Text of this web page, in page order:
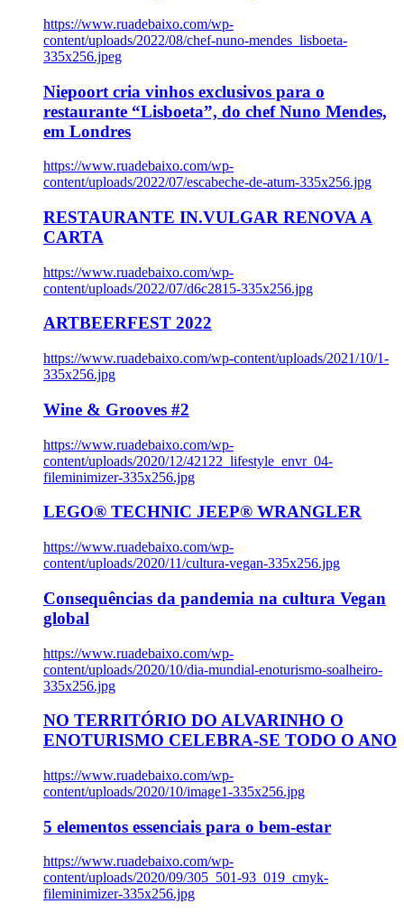
https://www.ruadebaixo.com/wp-
content/uploads/2022/08/chef-nuno-mendes_lisboeta-
335x256.jpeg
Niepoort cria vinhos exclusivos para o
restaurante “Lisboeta”, do chef Nuno Mendes,
em Londres
https://www.ruadebaixo.com/wp-
content/uploads/2022/07/escabeche-de-atum-335x256.jpg
RESTAURANTE IN.VULGAR RENOVA A
CARTA
https://www.ruadebaixo.com/wp-
content/uploads/2022/07/d6c2815-335x256.jpg
ARTBEERFEST 2022
https://www.ruadebaixo.com/wp-content/uploads/2021/10/1-
335x256.jpg
Wine & Grooves #2
https://www.ruadebaixo.com/wp-
content/uploads/2020/12/42122_lifestyle_envr_04-
fileminimizer-335x256.jpg
LEGO® TECHNIC JEEP® WRANGLER
https://www.ruadebaixo.com/wp-
content/uploads/2020/11/cultura-vegan-335x256.jpg
Consequências da pandemia na cultura Vegan
global
https://www.ruadebaixo.com/wp-
content/uploads/2020/10/dia-mundial-enoturismo-soalheiro-
335x256.jpg
NO TERRITÓRIO DO ALVARINHO O
ENOTURISMO CELEBRA-SE TODO O ANO
https://www.ruadebaixo.com/wp-
content/uploads/2020/10/image1-335x256.jpg
5 elementos essenciais para o bem-estar
https://www.ruadebaixo.com/wp-
content/uploads/2020/09/305_501-93_019_cmyk-
fileminimizer-335x256.jpg